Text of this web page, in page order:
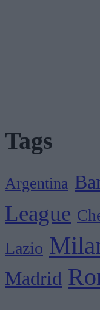
Tags
Argentina
League
Lazio
Madrid